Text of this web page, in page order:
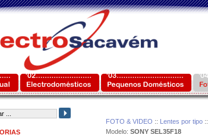
FOTO & VIDEO :: Lentes por tipo::
Modelo: SONY SEL35F18